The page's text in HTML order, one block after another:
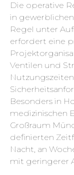
Die operative
in
Regel unter
erfordert eine
Ventilen und
Besonders in
medizinischen
Großraum
definierten
Nacht, an
mit geringerer